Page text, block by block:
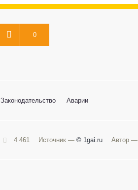
0
Законодательство Аварии
4 461 Источник — © 1gai.ru Автор —